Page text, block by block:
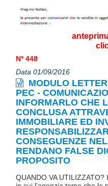
Nº 448
Data 01/09/2016
MODULO
PEC -
INFORMARLO CHE
CONCLUSA
IMMOBILIARE ED
CONSEGUENZE
RENDANO FALSE
PROPOSITO
QUANDO VA